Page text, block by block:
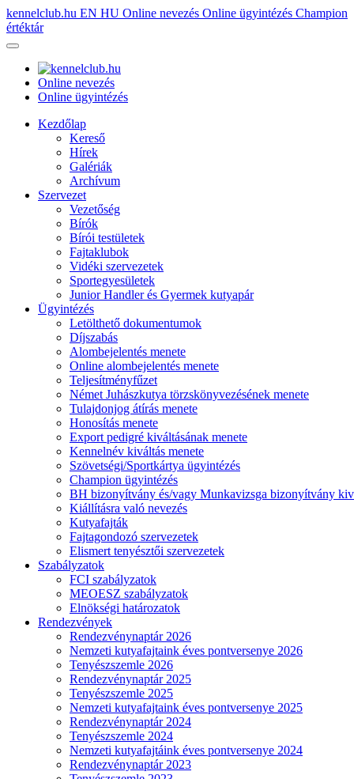
kennelclub.hu EN HU Online nevezés Online ügyintézés Champion
értéktár
Online nevezés
Online ügyintézés
Kezdőlap
Kereső
Hírek
Galériák
Archívum
Szervezet
Vezetőség
Bírók
Bírói testületek
Fajtaklubok
Vidéki szervezetek
Sportegyesületek
Junior Handler és Gyermek kutyapár
Ügyintézés
Letölthető dokumentumok
Díjszabás
Alombejelentés menete
Online alombejelentés menete
Teljesítményfűzet
Német Juhászkutya törzskönyvezésének menete
Tulajdonjog átírás menete
Honosítás menete
Export pedigré kiváltásának menete
Kennelnév kiváltás menete
Szövetségi/Sportkártya ügyintézés
Champion ügyintézés
BH bizonyítvány és/vagy Munkavizsga bizonyítvány
Kiállításra való nevezés
Kutyafajták
Fajtagondozó szervezetek
Elismert tenyésztői szervezetek
Szabályzatok
FCI szabályzatok
MEOESZ szabályzatok
Elnökségi határozatok
Rendezvények
Rendezvénynaptár 2026
Nemzeti kutyafajtaink éves pontversenye 2026
Tenyészszemle 2026
Rendezvénynaptár 2025
Tenyészszemle 2025
Nemzeti kutyafajtaink éves pontversenye 2025
Rendezvénynaptár 2024
Tenyészszemle 2024
Nemzeti kutyafajtáink éves pontversenye 2024
Rendezvénynaptár 2023